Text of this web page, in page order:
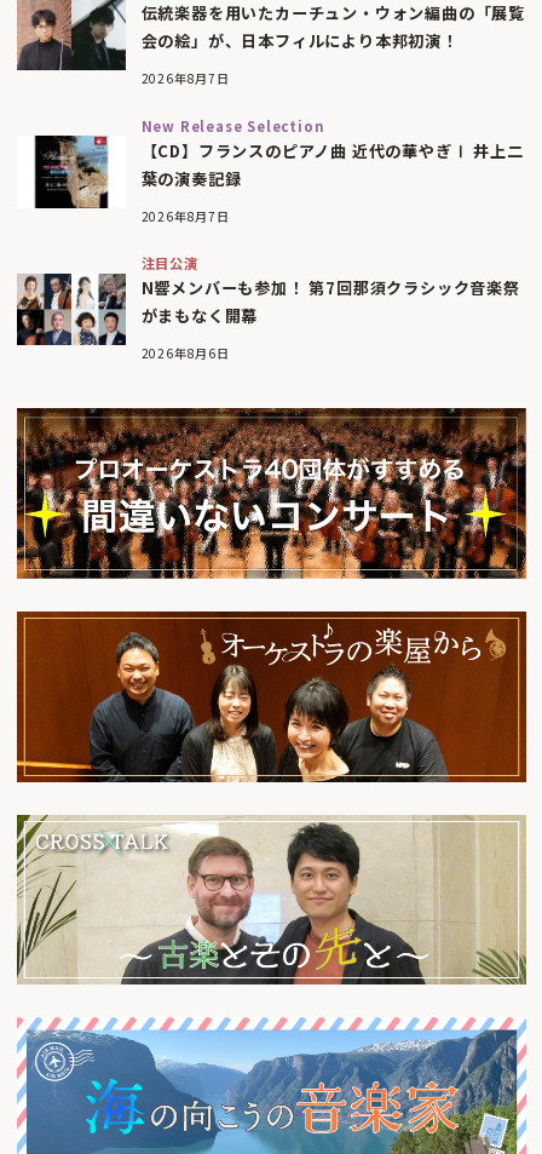
伝統楽器を用いたカーチュン・ウォン編曲の「展覧
会の絵」が、日本フィルにより本邦初演！
2026年8月7日
New Release Selection
【CD】フランスのピアノ曲 近代の華やぎⅠ 井上二
葉の演奏記録
2026年8月7日
注目公演
N響メンバーも参加！ 第7回那須クラシック音楽祭
がまもなく開幕
2026年8月6日